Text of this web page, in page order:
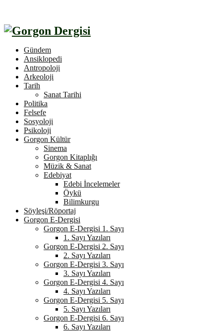
Gündem
Ansiklopedi
Antropoloji
Arkeoloji
Tarih
Sanat Tarihi
Politika
Felsefe
Sosyoloji
Psikoloji
Gorgon Kültür
Sinema
Gorgon Kitaplığı
Müzik & Sanat
Edebiyat
Edebi İncelemeler
Öykü
Bilimkurgu
Söyleşi/Röportaj
Gorgon E-Dergisi
Gorgon E-Dergisi 1. Sayı
1. Sayı Yazıları
Gorgon E-Dergisi 2. Sayı
2. Sayı Yazıları
Gorgon E-Dergisi 3. Sayı
3. Sayı Yazıları
Gorgon E-Dergisi 4. Sayı
4. Sayı Yazıları
Gorgon E-Dergisi 5. Sayı
5. Sayı Yazıları
Gorgon E-Dergisi 6. Sayı
6. Sayı Yazıları